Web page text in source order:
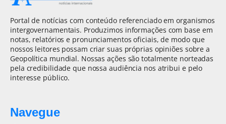
Portal de notícias com conteúdo referenciado em organismos
intergovernamentais. Produzimos informações com base em
notas, relatórios e pronunciamentos oficiais, de modo que
nossos leitores possam criar suas próprias opiniões sobre a
Geopolítica mundial. Nossas ações são totalmente norteadas
pela credibilidade que nossa audiência nos atribui e pelo
interesse público.
Navegue